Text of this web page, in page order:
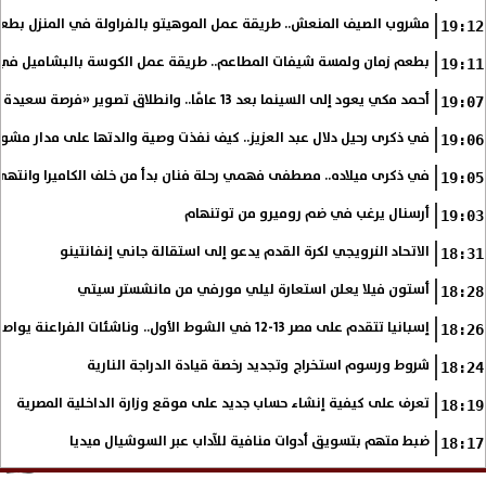
19:12 مشروب الصيف المنعش.. طريقة عمل الموهيتو بالفراولة في المنزل
19:11 بطعم زمان ولمسة شيفات المطاعم.. طريقة عمل الكوسة بالبشاميل
19:07 أحمد مكي يعود إلى السينما بعد 13 عامًا.. وانطلاق تصوير «فرصة سعيدة»
19:06 في ذكرى رحيل دلال عبد العزيز.. كيف نفذت وصية والدتها على مدار
19:05 في ذكرى ميلاده.. مصطفى فهمي رحلة فنان بدأ من خلف الكاميرا وانتهى
19:03 أرسنال يرغب في ضم روميرو من توتنهام
18:31 الاتحاد النرويجي لكرة القدم يدعو إلى استقالة جاني إنفانتينو
18:28 أستون فيلا يعلن استعارة ليلي مورفي من مانشستر سيتي
18:26 إسبانيا تتقدم على مصر 13-12 في الشوط الأول.. وناشئات الفراعنة يواصلن حلم بلوغ نهائي مونديال اليد
18:24 شروط ورسوم استخراج وتجديد رخصة قيادة الدراجة النارية
18:19 تعرف على كيفية إنشاء حساب جديد على موقع وزارة الداخلية المصرية
18:17 ضبط متهم بتسويق أدوات منافية للآداب عبر السوشيال ميديا